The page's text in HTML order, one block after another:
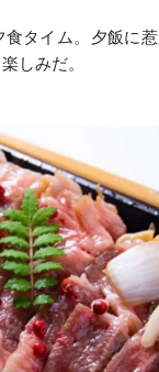
食タイム。夕飯に
しみだ。